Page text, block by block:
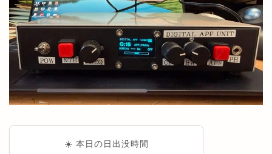
☀️ 本日の日出没時間